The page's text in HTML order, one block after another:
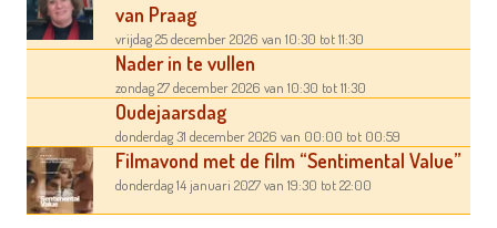
van Praag
vrijdag 25 december 2026 van 10:30 tot 11:30
Nader in te vullen
zondag 27 december 2026 van 10:30 tot 11:30
Oudejaarsdag
donderdag 31 december 2026 van 00:00 tot 00:59
Filmavond met de film “Sentimental Value”
donderdag 14 januari 2027van 19:30 tot 22:00